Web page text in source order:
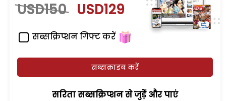
USD150 USD129
सब्सक्रिप्शन गिफ्ट करें
सब्सक्राइब करें
सरिता सब्सक्रिप्शन से जुड़ेें और पाएं